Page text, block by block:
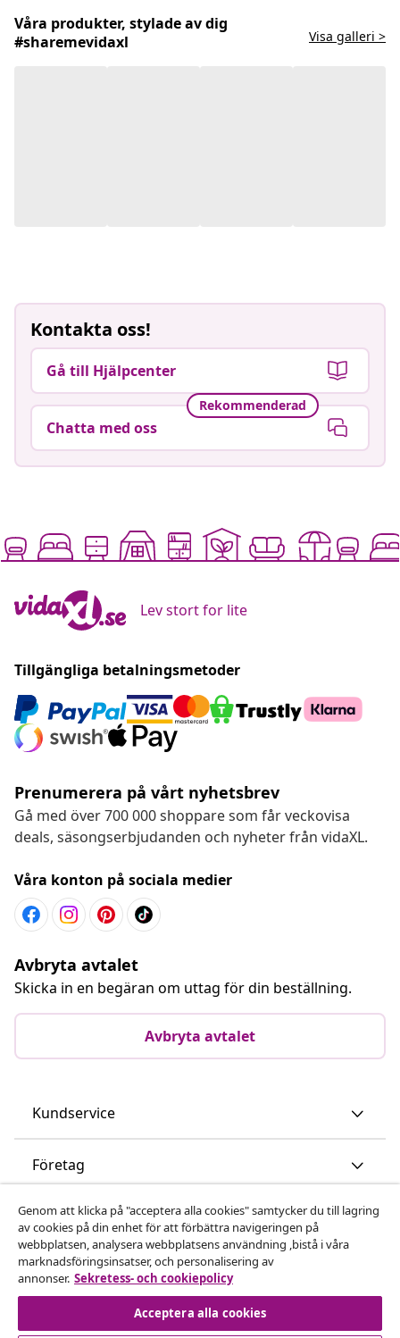
Våra produkter, stylade av dig
#sharemevidaxl
Visa galleri >
Kontakta oss!
Gå till Hjälpcenter
Rekommenderad
Chatta med oss
Lev stort for lite
Tillgängliga betalningsmetoder
Prenumerera på vårt nyhetsbrev
Gå med över 700 000 shoppare som får veckovisa
deals, säsongserbjudanden och nyheter från vidaXL.
Våra konton på sociala medier
Avbryta avtalet
Skicka in en begäran om uttag för din beställning.
Avbryta avtalet
Kundservice
Företag
vidaXL
Upptäck mer
Genom att klicka på "acceptera alla cookies" samtycker du till lagring
av cookies på din enhet för att förbättra navigeringen på
webbplatsen, analysera webbplatsens användning ,bistå i våra
marknadsföringsinsatser, och personalisering av
annonser. Sekretess- och cookiepolicy
Acceptera alla cookies